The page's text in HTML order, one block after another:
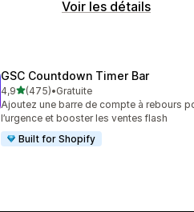
Voir les détails
GSC Countdown Timer Bar
4,9étoile(s) sur 5
(475)
475 avis au total
•Gratuite
Ajoutez une barre de compte à rebours
l’urgence et booster les ventes flash
Built for Shopify